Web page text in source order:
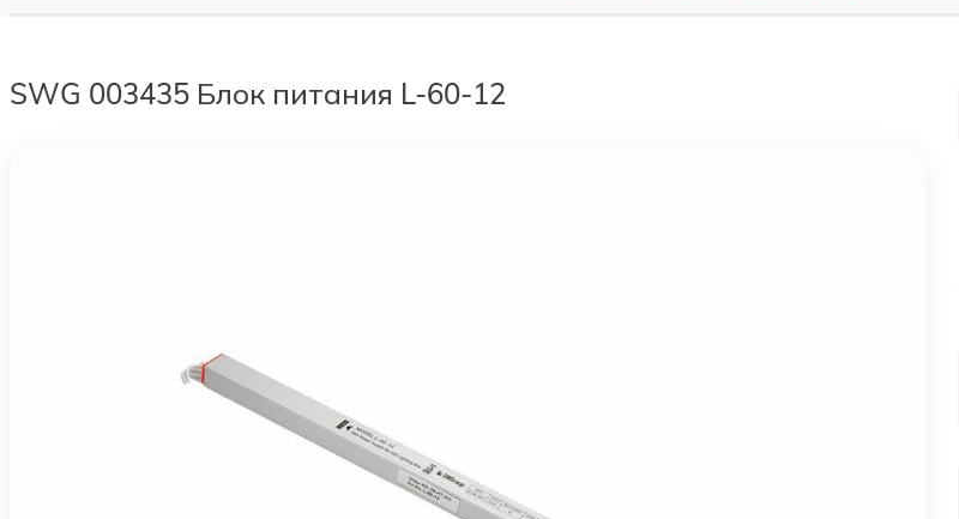
SWG 003435 Блок питания L-60-12